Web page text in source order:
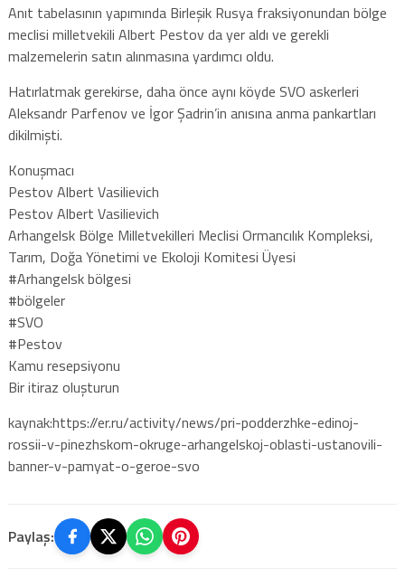
Anıt tabelasının yapımında Birleşik Rusya fraksiyonundan bölge
meclisi milletvekili Albert Pestov da yer aldı ve gerekli
malzemelerin satın alınmasına yardımcı oldu.
Hatırlatmak gerekirse, daha önce aynı köyde SVO askerleri
Aleksandr Parfenov ve İgor Şadrin’in anısına anma pankartları
dikilmişti.
Konuşmacı
Pestov Albert Vasilievich
Pestov Albert Vasilievich
Arhangelsk Bölge Milletvekilleri Meclisi Ormancılık Kompleksi,
Tarım, Doğa Yönetimi ve Ekoloji Komitesi Üyesi
#Arhangelsk bölgesi
#bölgeler
#SVO
#Pestov
Kamu resepsiyonu
Bir itiraz oluşturun
kaynak:https://er.ru/activity/news/pri-podderzhke-edinoj-
rossii-v-pinezhskom-okruge-arhangelskoj-oblasti-ustanovili-
banner-v-pamyat-o-geroe-svo
Paylaş: